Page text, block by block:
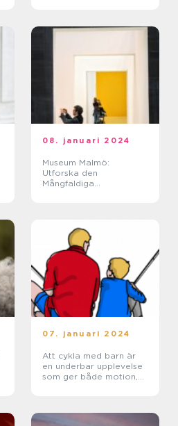
08. januari 2024
Museum Malmö:
Utforska den
Mångfaldiga
07. januari 2024
Att cykla med barn är
en underbar upplevelse
som ger både motion,